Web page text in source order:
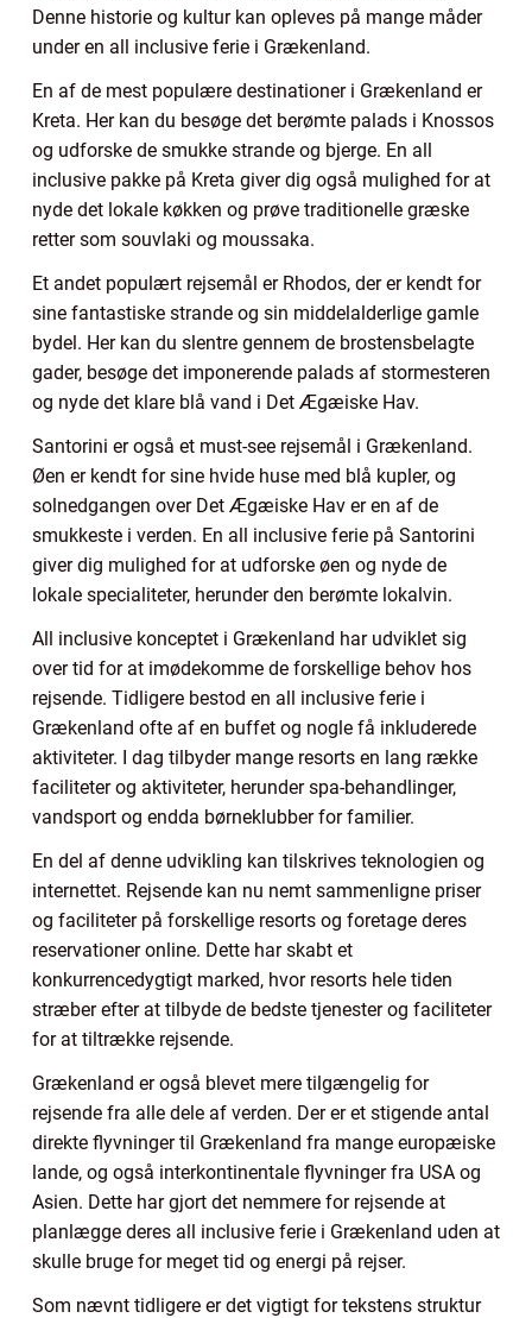
Denne historie og kultur kan opleves på mange måder
under en all inclusive ferie i Grækenland.
En af de mest populære destinationer i Grækenland er
Kreta. Her kan du besøge det berømte palads i Knossos
og udforske de smukke strande og bjerge. En all
inclusive pakke på Kreta giver dig også mulighed for at
nyde det lokale køkken og prøve traditionelle græske
retter som souvlaki og moussaka.
Et andet populært rejsemål er Rhodos, der er kendt for
sine fantastiske strande og sin middelalderlige gamle
bydel. Her kan du slentre gennem de brostensbelagte
gader, besøge det imponerende palads af stormesteren
og nyde det klare blå vand i Det Ægæiske Hav.
Santorini er også et must-see rejsemål i Grækenland.
Øen er kendt for sine hvide huse med blå kupler, og
solnedgangen over Det Ægæiske Hav er en af de
smukkeste i verden. En all inclusive ferie på Santorini
giver dig mulighed for at udforske øen og nyde de
lokale specialiteter, herunder den berømte lokalvin.
All inclusive konceptet i Grækenland har udviklet sig
over tid for at imødekomme de forskellige behov hos
rejsende. Tidligere bestod en all inclusive ferie i
Grækenland ofte af en buffet og nogle få inkluderede
aktiviteter. I dag tilbyder mange resorts en lang række
faciliteter og aktiviteter, herunder spa-behandlinger,
vandsport og endda børneklubber for familier.
En del af denne udvikling kan tilskrives teknologien og
internettet. Rejsende kan nu nemt sammenligne priser
og faciliteter på forskellige resorts og foretage deres
reservationer online. Dette har skabt et
konkurrencedygtigt marked, hvor resorts hele tiden
stræber efter at tilbyde de bedste tjenester og faciliteter
for at tiltrække rejsende.
Grækenland er også blevet mere tilgængelig for
rejsende fra alle dele af verden. Der er et stigende antal
direkte flyvninger til Grækenland fra mange europæiske
lande, og også interkontinentale flyvninger fra USA og
Asien. Dette har gjort det nemmere for rejsende at
planlægge deres all inclusive ferie i Grækenland uden at
skulle bruge for meget tid og energi på rejser.
Som nævnt tidligere er det vigtigt for tekstens struktur